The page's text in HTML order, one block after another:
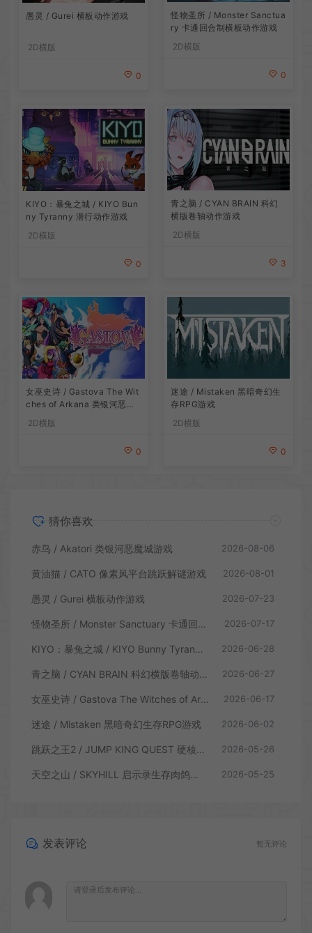
愚灵 / Gurei 横板动作游戏
2D横版
0
怪物圣所 / Monster Sanctua
ry 卡通回合制横板动作游戏
2D横版
0
KIYO：暴兔之城 / KIYO Bun
ny Tyranny 潜行动作游戏
2D横版
0
青之脑 / CYAN BRAIN 科幻
横版卷轴动作游戏
2D横版
3
女巫史诗 / Gastova The Wit
ches of Arkana 类银河恶魔
城动作游戏
2D横版
0
迷途 / Mistaken 黑暗奇幻生
存RPG游戏
2D横版
0
猜你喜欢
赤鸟 / Akatori 类银河恶魔城游戏 2026-08-06
黄油猫 / CATO 像素风平台跳跃解谜游戏 2026-08-01
愚灵 / Gurei 横板动作游戏 2026-07-23
怪物圣所 / Monster Sanctuary 卡通回合制横板动作游戏 2026-07-17
KIYO：暴兔之城 / KIYO Bunny Tyranny 潜行动作游戏 2026-06-28
青之脑 / CYAN BRAIN 科幻横版卷轴动作游戏 2026-06-27
女巫史诗 / Gastova The Witches of Arkana 类银河恶魔城动作游戏 2026-06-17
迷途 / Mistaken 黑暗奇幻生存RPG游戏 2026-06-02
跳跃之王2 / JUMP KING QUEST 硬核横板跳跃游戏 2026-05-26
天空之山 / SKYHILL 启示录生存肉鸽游戏 2026-05-25
发表评论 暂无评论